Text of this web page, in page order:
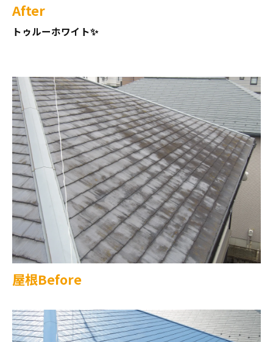
After
トゥルーホワイト✨
屋根Before